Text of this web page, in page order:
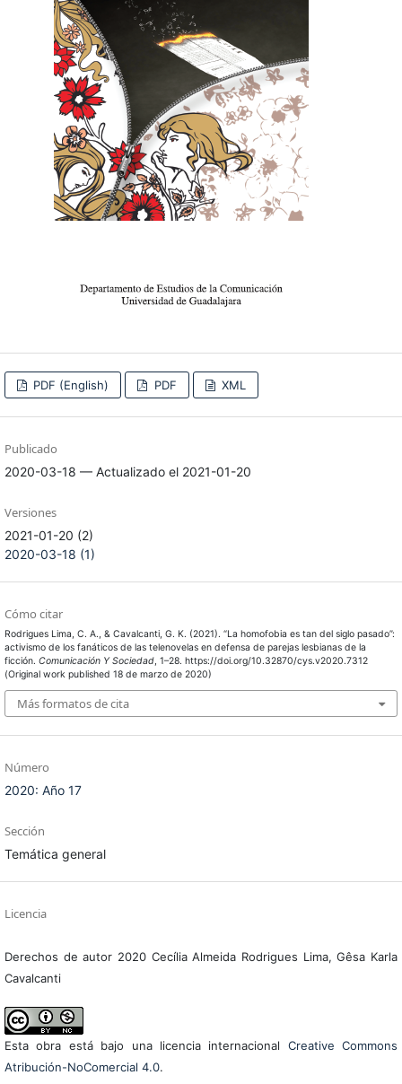
PDF (English) PDF XML
Publicado
2020-03-18 — Actualizado el 2021-01-20
Versiones
2021-01-20 (2)
2020-03-18 (1)
Cómo citar
Rodrigues Lima, C. A., & Cavalcanti, G. K. (2021). “La homofobia es tan del siglo pasado”:
activismo de los fanáticos de las telenovelas en defensa de parejas lesbianas de la
ficción. Comunicación Y Sociedad, 1–28. https://doi.org/10.32870/cys.v2020.7312
(Original work published 18 de marzo de 2020)
Más formatos de cita
Número
2020: Año 17
Sección
Temática general
Licencia
Derechos de autor 2020 Cecília Almeida Rodrigues Lima, Gêsa Karla
Cavalcanti
Esta obra está bajo una licencia internacional Creative Commons
Atribución-NoComercial 4.0.